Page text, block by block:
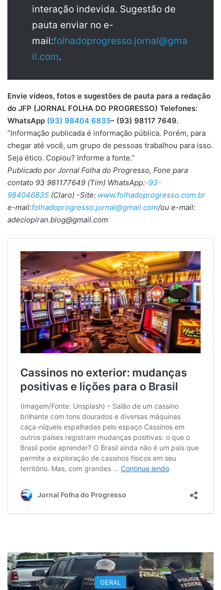
interação indevida. Sugestão de
pauta enviar no e-
mail:folhadoprogresso.jornal@gma
il.com.
Envie vídeos, fotos e sugestões de pauta para a redação
do JFP (JORNAL FOLHA DO PROGRESSO) Telefones:
WhatsApp (93) 98404 6835– (93) 98117 7649.
“Informação publicada é informação pública. Porém, para
chegar até você, um grupo de pessoas trabalhou para isso.
Seja ético. Copiou? Informe a fonte.”
Publicado por Jornal Folha do Progresso, Fone para
contato 93 981177649 (Tim) WhatsApp:-93-
984046835 (Claro) -Site: www.folhadoprogresso.com.br
e-mail:folhadoprogresso.jornal@gmail.com/ou e-mail:
adeciopiran.blog@gmail.com